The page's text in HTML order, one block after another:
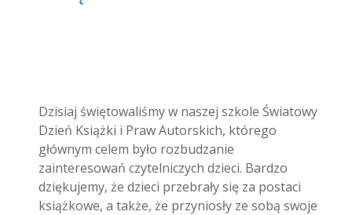
Dzisiaj świętowaliśmy w naszej szkole Światowy
Dzień Książki i Praw Autorskich, którego
głównym celem było rozbudzanie
zainteresowań czytelniczych dzieci. Bardzo
dziękujemy, że dzieci przebrały się za postaci
książkowe, a także, że przyniosły ze sobą swoje